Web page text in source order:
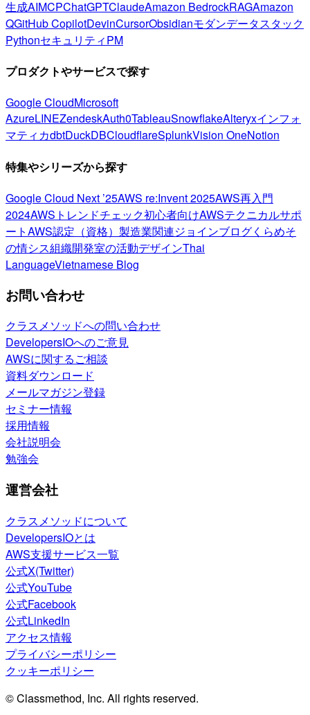
生成AIMCPChatGPTClaudeAmazon BedrockRAGAmazon
QGitHub CopilotDevinCursorObsidianモダンデータスタック
PythonセキュリティPM
プロダクトやサービスで探す
Google CloudMicrosoft
AzureLINEZendeskAuth0TableauSnowflakeAlteryxインフォ
マティカdbtDuckDBCloudflareSplunkVision OneNotion
特集やシリーズから探す
Google Cloud Next ’25AWS re:Invent 2025AWS再入門
2024AWSトレンドチェック初心者向けAWSテクニカルサポ
ートAWS認定（資格） 製造業関連ジョインブログくらめそ
の情シス組織開発室の活動デザインThai
LanguageVietnamese Blog
お問い合わせ
クラスメソッドへの問い合わせ
DevelopersIOへのご意見
AWSに関するご相談
資料ダウンロード
メールマガジン登録
セミナー情報
採用情報
会社説明会
勉強会
運営会社
クラスメソッドについて
DevelopersIOとは
AWS支援サービス一覧
公式X(Twitter)
公式YouTube
公式Facebook
公式LinkedIn
アクセス情報
プライバシーポリシー
クッキーポリシー
© Classmethod, Inc. All rights reserved.